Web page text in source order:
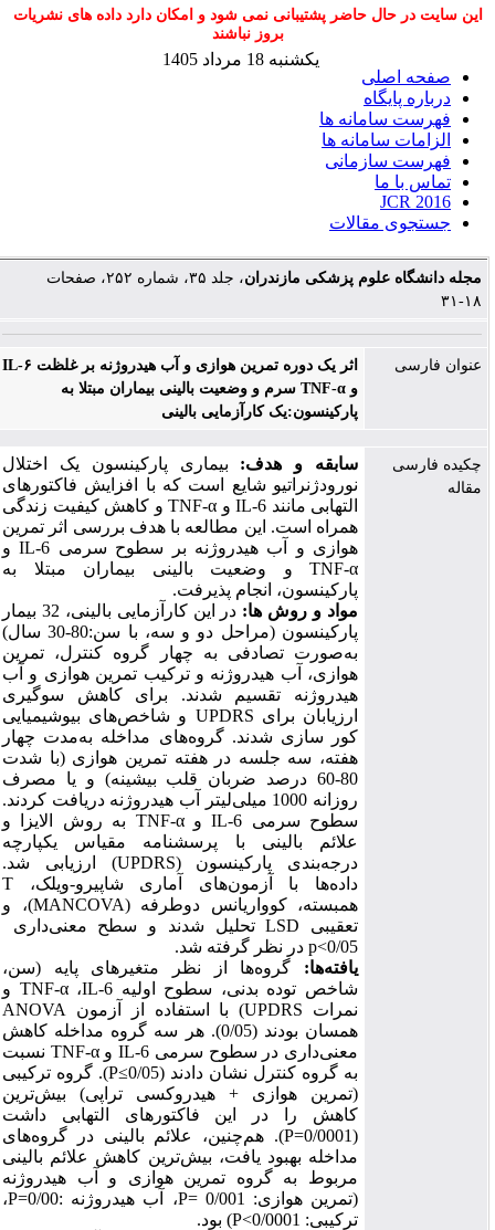
این سایت در حال حاضر پشتیبانی نمی شود و امکان دارد داده های نشریات
بروز نباشند
صفحه اصلی
درباره پایگاه
فهرست سامانه ها
الزامات سامانه ها
فهرست سازمانی
تماس با ما
JCR 2016
جستجوی مقالات
یکشنبه 18 مرداد 1405
مجله دانشگاه علوم پزشکی مازندران
، جلد ۳۵، شماره ۲۵۲، صفحات
۱۸-۳۱
عنوان فارسی
اثر یک دوره تمرین هوازی و آب هیدروژنه بر غلظت IL-۶
و TNF-α سرم و وضعیت بالینی بیماران مبتلا به
پارکینسون:یک کارآزمایی بالینی
چکیده فارسی
مقاله
سابقه و هدف:
بیماری پارکینسون یک اختلال
نورودژنراتیو شایع است که با افزایش فاکتورهای
التهابی مانندIL-6وTNF-αو کاهش کیفیت زندگی
همراه است. این مطالعه با هدف بررسی اثر تمرین
هوازی و آب هیدروژنه بر سطوح سرمیIL-6 و
TNF-α
و وضعیت بالینی بیماران مبتلا به
پارکینسون، انجام پذیرفت.
مواد و روش ها:
در این کارآزمایی بالینی، 32 بیمار
پارکینسون (مراحل دو و سه، با سن:80-30 سال)
به‌صورت تصادفی به چهار گروه کنترل، تمرین
هوازی، آب هیدروژنه و ترکیب تمرین هوازی و آب
هیدروژنه تقسیم شدند.
برای کاهش سوگیری
ارزیابان برایUPDRS
و شاخص‌های بیوشیمیایی
کور سازی شدند.گروه‌های مداخله به‌مدت چهار
هفته، سه جلسه در هفته تمرین هوازی (با شدت
80-60 درصد ضربان قلب بیشینه) و یا مصرف
روزانه 1000 میلی‌لیتر آب هیدروژنه دریافت کردند.
سطوح سرمیIL-6 وTNF-αبه روش الایزا و
علائم بالینی با پرسشنامه
مقیاس یکپارچه
درجه‌بندی پارکینسون (
UPDRS) ارزیابی شد.
داده‌ها با آزمون‌های آماری شاپیرو-ویلک،
همبسته، کوواریانس دوطرفه ( MANCOVA)، و
تعقیبی LSDتحلیل شدند و سطح معنی‌داری
0/05>p
در نظر گرفته شد.
یافتهها: گروه‌ها از نظر متغیرهای پایه
سن،
شاخص توده بدنی، سطوح اولیهIL-6،TNF-αو
نمرات UPDRS
)با استفاده از آزمون ANOVA
همسان بودند(0/05
). هر سه گروه مداخله کاهش
معنی‌داری در سطوح سرمی IL-6 وTNF-α نسبت
به گروه کنترل نشان دادند (0/05
≥
P). گروه ترکیبی
(تمرین هوازی + هیدروکسی تراپی) بیش‌ترین
کاهش را در این فاکتورهای التهابی داشت
P). هم‌چنین، علائم بالینی در گروه‌های
مداخله بهبود یافت، بیش‌ترین کاهش علائم بالینی
مربوط به گروه تمرین هوازی و آب هیدروژنه
(تمرین هوازی: 0/001 =
P، آب هیدروژنه:
0/00=
P،
ترکیبی: 0/0001
>
P) بود.